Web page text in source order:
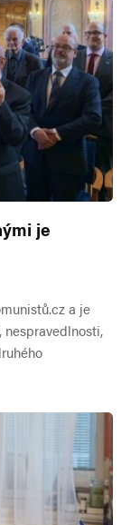
je
a je
nespravedlnosti,